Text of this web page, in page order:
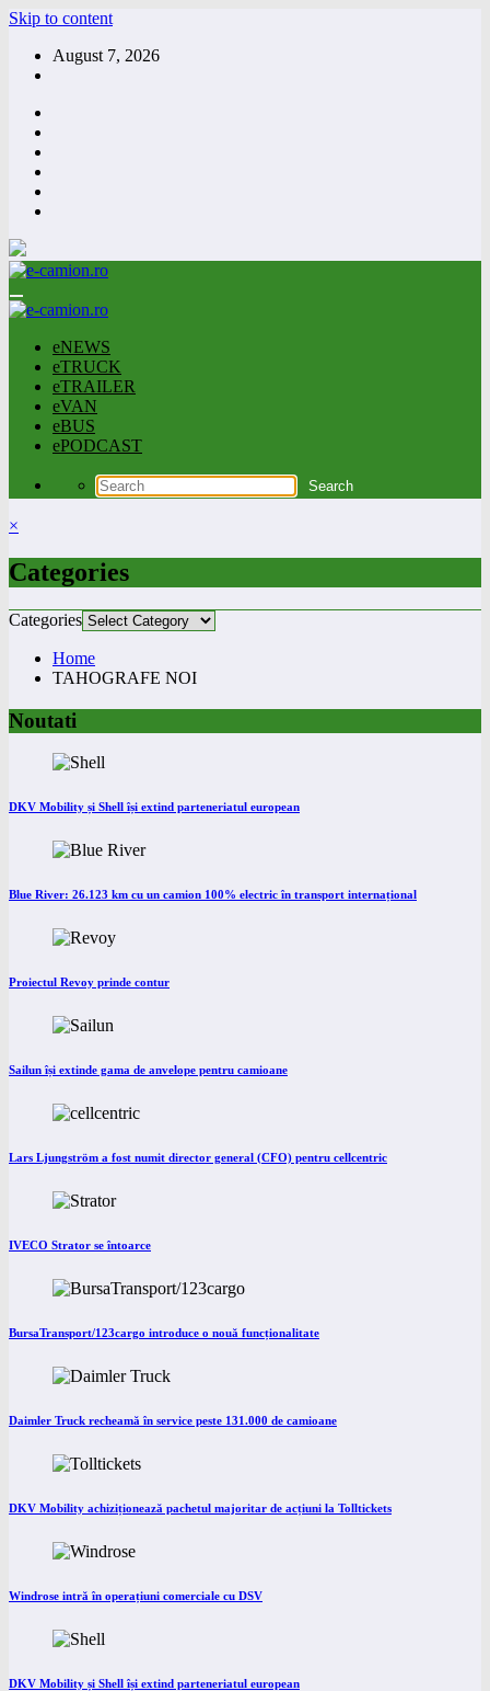
Skip to content
August 7, 2026
eNEWS
eTRUCK
eTRAILER
eVAN
eBUS
ePODCAST
×
Categories
Categories
Home
TAHOGRAFE NOI
Noutati
DKV Mobility și Shell își extind parteneriatul european
Blue River: 26.123 km cu un camion 100% electric în transport internațional
Proiectul Revoy prinde contur
Sailun își extinde gama de anvelope pentru camioane
Lars Ljungström a fost numit director general (CFO) pentru cellcentric
IVECO Strator se întoarce
BursaTransport/123cargo introduce o nouă funcționalitate
Daimler Truck recheamă în service peste 131.000 de camioane
DKV Mobility achiziționează pachetul majoritar de acțiuni la Tolltickets
Windrose intră în operațiuni comerciale cu DSV
DKV Mobility și Shell își extind parteneriatul european